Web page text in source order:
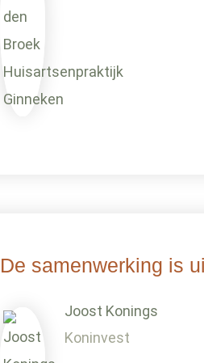
De samenwerking is
Joost Konings
Koninvest